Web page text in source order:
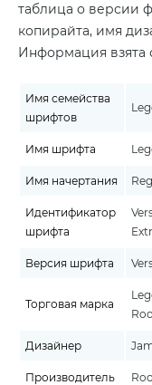
таблица о версии
копирайта, имя
Информация взята
Имя семейства
шрифтов
Имя шрифта
Имя начертания
Идентификатор
шрифта
Версия шрифта
Торговая марка
Дизайнер
Производитель